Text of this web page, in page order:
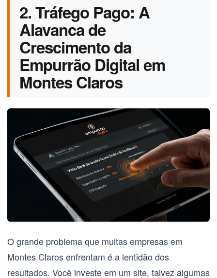
2. Tráfego Pago: A
Alavanca de
Crescimento da
Empurrão Digital em
Montes Claros
O grande problema que muitas empresas em
Montes Clarosenfrentam é a lentidão dos
resultados. Você investe em um site, talvez algumas